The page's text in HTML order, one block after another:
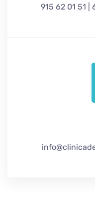
915 62 01 51 |